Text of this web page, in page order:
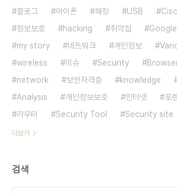
블로그
아이폰 해킹 USB
정보보호
hacking 취약점 Google
my story
네트워크 개인정보
wireless
이슈 Security
network
보안자격증 knowledge
Analysis
개인정보보호 인터넷 포
라우터
Security Tool Security site
더보기
검색